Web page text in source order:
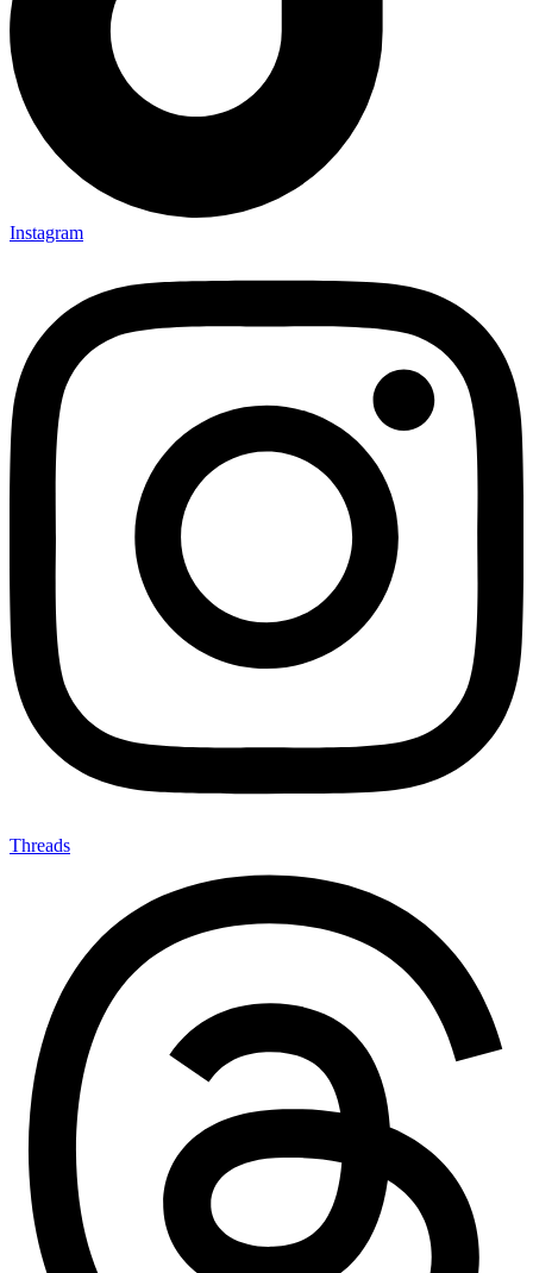
Instagram
Threads